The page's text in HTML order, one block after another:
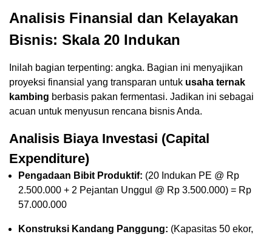
Analisis Finansial dan Kelayakan
Bisnis: Skala 20 Indukan
Inilah bagian terpenting: angka. Bagian ini menyajikan
proyeksi finansial yang transparan untuk usaha ternak
kambing berbasis pakan fermentasi. Jadikan ini sebagai
acuan untuk menyusun rencana bisnis Anda.
Analisis Biaya Investasi (Capital
Expenditure)
Pengadaan Bibit Produktif: (20 Indukan PE @ Rp
2.500.000 + 2 Pejantan Unggul @ Rp 3.500.000) = Rp
57.000.000
Konstruksi Kandang Panggung: (Kapasitas 50 ekor,